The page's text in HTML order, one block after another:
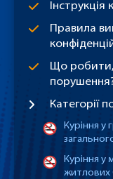
Правила
Що робити,
Категорії
Куріння у
Куріння у
житлових